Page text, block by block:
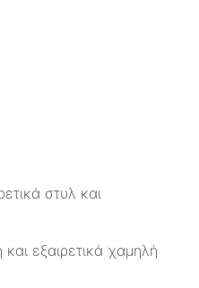
στυλ και
και εξαιρετικά χαμηλή